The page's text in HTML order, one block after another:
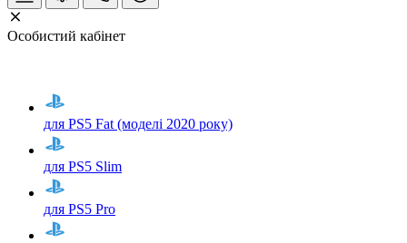
Особистий кабінет
для PS5 Fat (моделі 2020 року)
для PS5 Slim
для PS5 Pro